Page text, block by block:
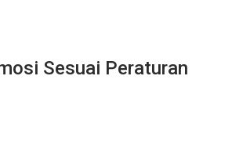
Sesuai Peraturan